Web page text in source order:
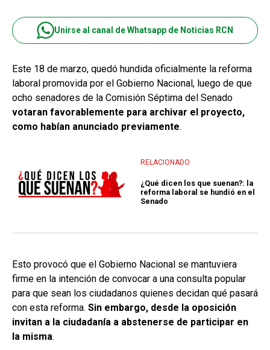
Unirse al canal de Whatsapp de Noticias RCN
Este 18 de marzo, quedó hundida oficialmente la reforma
laboral promovida por el Gobierno Nacional, luego de que
ocho senadores de la Comisión Séptima del Senado
votaran favorablemente para archivar el proyecto,
como habían anunciado previamente.
RELACIONADO
¿Qué dicen los que suenan?: la
reforma laboral se hundió en el
Senado
Esto provocó que el Gobierno Nacional se mantuviera
firme en la intención de convocar a una consulta popular
para que sean los ciudadanos quienes decidan qué pasará
con esta reforma. Sin embargo, desde la oposición
invitan a la ciudadanía a abstenerse de participar en
la misma.